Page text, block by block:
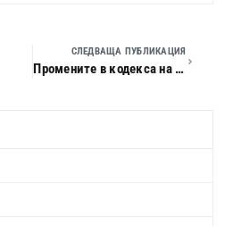
СЛЕДВАЩА ПУБЛИКАЦИЯ
Промените в кодекса на труда и кодекса за социално осигуряване през 2015 г. Актуални въпроси на трудовите отношения и социалното осигуряване